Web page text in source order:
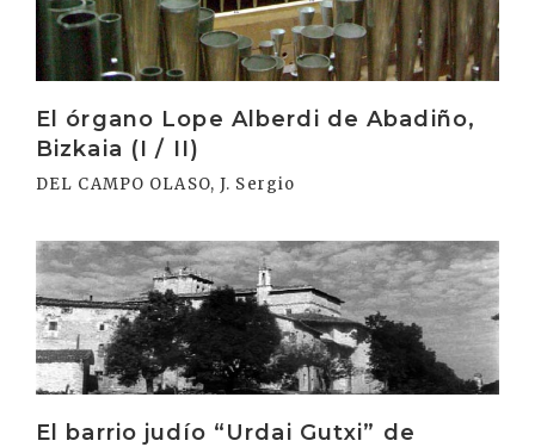
El órgano Lope Alberdi de Abadiño,
Bizkaia (I / II)
DEL CAMPO OLASO, J. Sergio
El barrio judío “Urdai Gutxi” de
Irakurri